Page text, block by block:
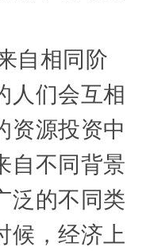
自相同阶
人们会互相
资源投资中
自不同背景
泛的不同类
候，经济上